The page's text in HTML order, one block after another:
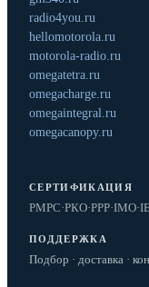
radio4you.ru
hellomotorola.ru
motorola-radio.ru
omegatetra.ru
omegacharge.ru
omegaintegral.ru
omegacanopy.ru
СЕРТИФИКАЦИЯ
РМРС·РКО·РРР·IMO·
ПОДДЕРЖКА
Подбор · доставка ·